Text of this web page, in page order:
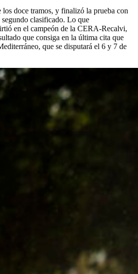
los doce tramos, y finalizó la prueba con
segundo clasificado. Lo que
en el campeón de la CERA-Recalvi,
que consiga en la última cita que
que se disputará el 6 y 7 de